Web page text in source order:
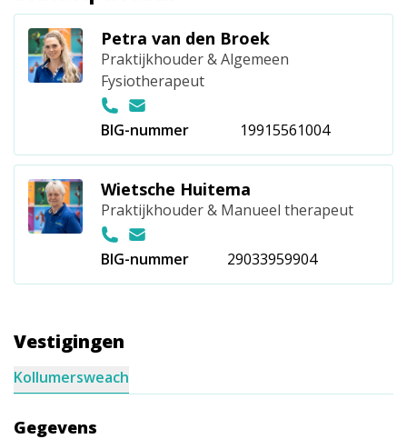
Petra van den Broek
Praktijkhouder & Algemeen
Fysiotherapeut
BIG-nummer 19915561004
Wietsche Huitema
Praktijkhouder & Manueel therapeut
BIG-nummer 29033959904
Vestigingen
Kollumersweach
Gegevens